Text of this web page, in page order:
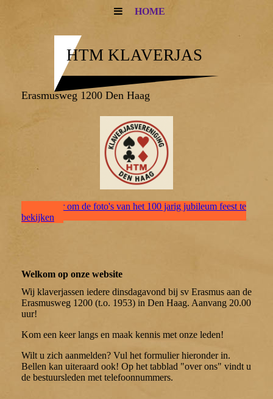
HOME
HTM KLAVERJAS
Erasmusweg 1200 Den Haag
Klik hier om de foto's van het 100 jarig jubileum feest te
bekijken
Welkom op onze website
Wij klaverjassen iedere dinsdagavond bij sv Erasmus aan de
Erasmusweg 1200 (t.o. 1953) in Den Haag. Aanvang 20.00
uur!
Kom een keer langs en maak kennis met onze leden!
Wilt u zich aanmelden? Vul het formulier hieronder in.
Bellen kan uiteraard ook! Op het tabblad "over ons" vindt u
de bestuursleden met telefoonnummers.